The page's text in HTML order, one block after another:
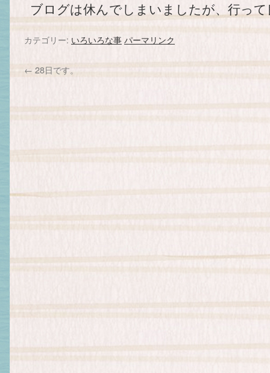
ブログは休んでしまいましたが、行っ
カテゴリー: いろいろな事パーマリンク
← 28日です。